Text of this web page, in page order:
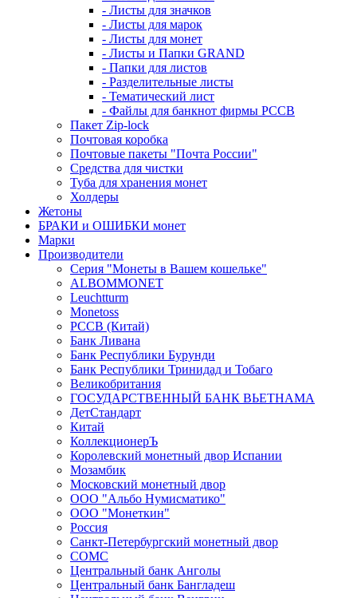
- Листы для значков
- Листы для марок
- Листы для монет
- Листы и Папки GRAND
- Папки для листов
- Разделительные листы
- Тематический лист
- Файлы для банкнот фирмы PCCB
Пакет Zip-lock
Почтовая коробка
Почтовые пакеты "Почта России"
Средства для чистки
Туба для хранения монет
Холдеры
Жетоны
БРАКИ и ОШИБКИ монет
Марки
Производители
Серия "Монеты в Вашем кошельке"
ALBOMMONET
Leuchtturm
Monetoss
PCCB (Китай)
Банк Ливана
Банк Республики Бурунди
Банк Республики Тринидад и Тобаго
Великобритания
ГОСУДАРСТВЕННЫЙ БАНК ВЬЕТНАМА
ДетСтандарт
Китай
КоллекционерЪ
Королевский монетный двор Испании
Мозамбик
Московский монетный двор
ООО "Альбо Нумисматико"
ООО "Монеткин"
Россия
Санкт-Петербургский монетный двор
СОМС
Центральный банк Анголы
Центральный банк Бангладеш